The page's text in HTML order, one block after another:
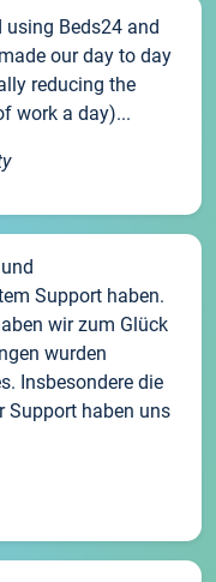
using Beds24 and
our day to day
reducing the
work a day)...
Support haben.
wir zum Glück
wurden
Insbesondere die
Support haben uns